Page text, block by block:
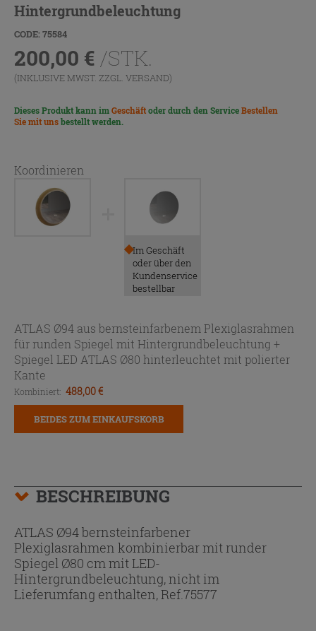
Hintergrundbeleuchtung
CODE: 75584
200,00 € /STK.
(INKLUSIVE MWST. ZZGL. VERSAND)
Dieses Produkt kann imGeschäftoder durch den ServiceBestellen
Sie mit unsbestellt werden.
Koordinieren
Im Geschäft
oder über den
Kundenservice
bestellbar
ATLAS Ø94 aus bernsteinfarbenem Plexiglasrahmen
für runden Spiegel mit Hintergrundbeleuchtung +
Spiegel LED ATLAS Ø80 hinterleuchtet mit polierter
Kante
Kombiniert: 488,00 €
BEIDES ZUM EINKAUFSKORB
BESCHREIBUNG
ATLAS Ø94 bernsteinfarbener
Plexiglasrahmen kombinierbar mit runder
Spiegel Ø80 cm mit LED-
Hintergrundbeleuchtung, nicht im
Lieferumfang enthalten, Ref.75577